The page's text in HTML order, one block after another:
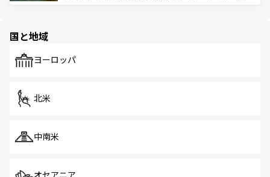
で、ホーカーズは地元の風情を楽しめる外せないスポット
国と地域
ヨーロッパ
北米
中南米